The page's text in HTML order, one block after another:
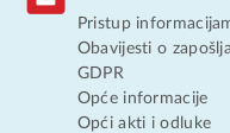
Pristup
Obavijesti o
GDPR
Opće informacije
Opći akti i odluke